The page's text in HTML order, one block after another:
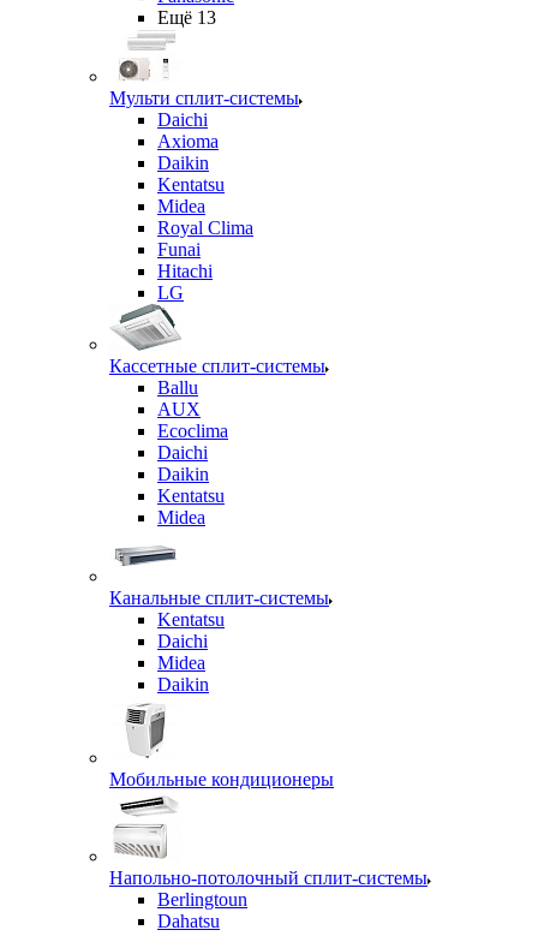
Ещё 13
Мульти сплит-системы
Daichi
Axioma
Daikin
Kentatsu
Midea
Royal Clima
Funai
Hitachi
LG
Кассетные сплит-системы
Ballu
AUX
Ecoclima
Daichi
Daikin
Kentatsu
Midea
Канальные сплит-системы
Kentatsu
Daichi
Midea
Daikin
Мобильные кондиционеры
Напольно-потолочный сплит-системы
Berlingtoun
Dahatsu